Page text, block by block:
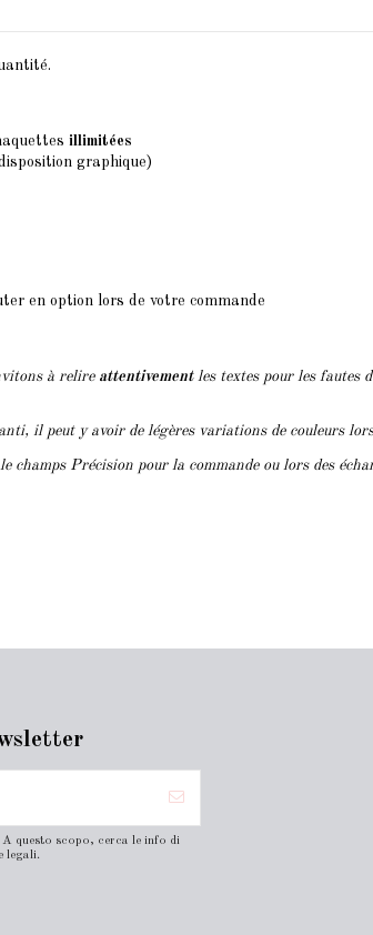
illimitées
graphique)
en option lors de votre commande
à relire attentivementles textes pour les fautes
il peut y avoir de légères variations de couleurs
Précision pour la commande ou lors des
questo scopo, cerca le info di
legali.